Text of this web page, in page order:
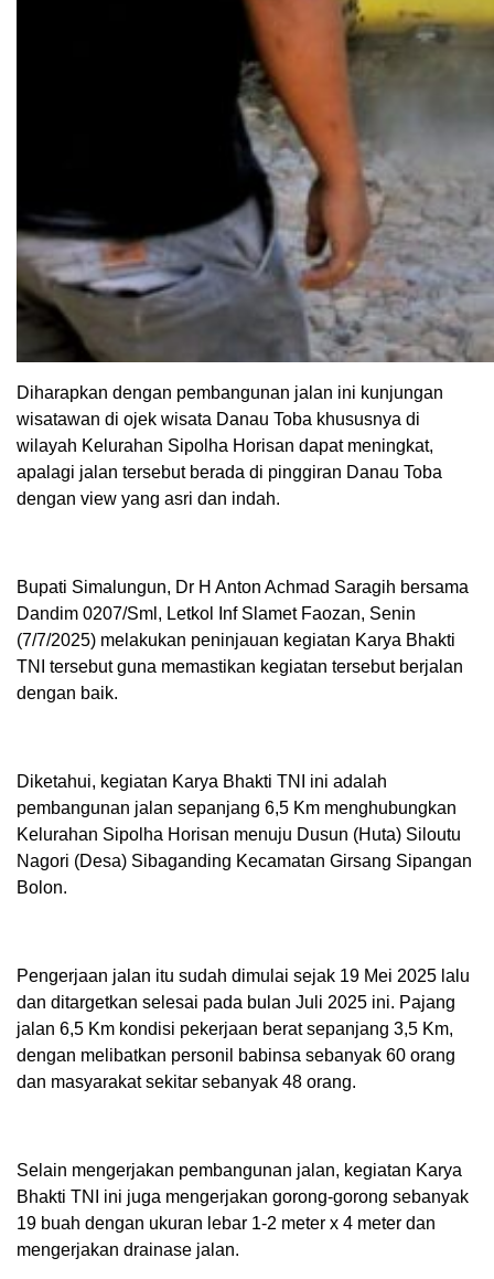
Diharapkan dengan pembangunan jalan ini kunjungan
wisatawan di ojek wisata Danau Toba khususnya di
wilayah Kelurahan Sipolha Horisan dapat meningkat,
apalagi jalan tersebut berada di pinggiran Danau Toba
dengan view yang asri dan indah.
Bupati Simalungun, Dr H Anton Achmad Saragih bersama
Dandim 0207/Sml, Letkol Inf Slamet Faozan, Senin
(7/7/2025) melakukan peninjauan kegiatan Karya Bhakti
TNI tersebut guna memastikan kegiatan tersebut berjalan
dengan baik.
Diketahui, kegiatan Karya Bhakti TNI ini adalah
pembangunan jalan sepanjang 6,5 Km menghubungkan
Kelurahan Sipolha Horisan menuju Dusun (Huta) Siloutu
Nagori (Desa) Sibaganding Kecamatan Girsang Sipangan
Bolon.
Pengerjaan jalan itu sudah dimulai sejak 19 Mei 2025 lalu
dan ditargetkan selesai pada bulan Juli 2025 ini. Pajang
jalan 6,5 Km kondisi pekerjaan berat sepanjang 3,5 Km,
dengan melibatkan personil babinsa sebanyak 60 orang
dan masyarakat sekitar sebanyak 48 orang.
Selain mengerjakan pembangunan jalan, kegiatan Karya
Bhakti TNI ini juga mengerjakan gorong-gorong sebanyak
19 buah dengan ukuran lebar 1-2 meter x 4 meter dan
mengerjakan drainase jalan.